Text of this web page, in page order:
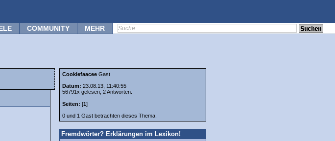
COMMUNITY MEHR
Cookiefaacee Gast
Datum: 23.08.13, 11:40:55
56791x gelesen, 2 Antworten.
Seiten: [1]
0 und 1 Gast betrachten dieses Thema.
Fremdwörter? Erklärungen im Lexikon!